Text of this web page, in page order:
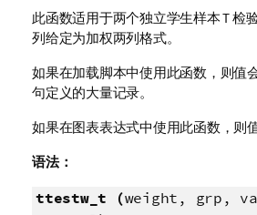
此函数适用于两个独立学生样本 T 检
列给定为加权两列格式。
如果在加载脚本中使用此函数，则值
句定义的大量记录。
如果在图表表达式中使用此函数，则
语法：
ttestw_t (weight, grp,